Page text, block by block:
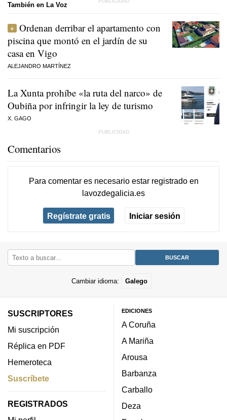
También en La Voz
Ordenan derribar el apartamento con
piscina que montó en el jardín de su
casa en Vigo
ALEJANDRO MARTÍNEZ
La Xunta prohíbe «la ruta del narco» de
Oubiña por infringir la ley de turismo
X. GAGO
Comentarios
Para comentar es necesario estar registradoen
lavozdegalicia.es
Regístrate gratis Iniciar sesión
Cambiar idioma: Galego
SUSCRIPTORES
Mi suscripción
Réplica en PDF
Hemeroteca
Suscríbete
REGISTRADOS
EDICIONES
A Coruña
A Mariña
Arousa
Barbanza
Carballo
Deza